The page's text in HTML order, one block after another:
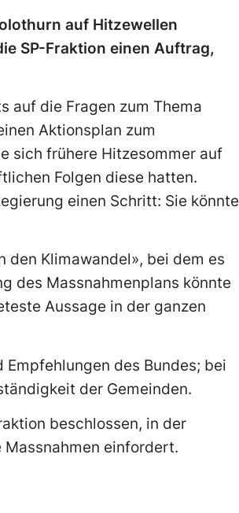
auf Hitzewellen
SP-Fraktion einen Auftrag,
auf die Fragen zum Thema
Aktionsplan zum
sich frühere Hitzesommer auf
Folgen diese hatten.
einen Schritt: Sie könnte
den Klimawandel», bei dem es
des Massnahmenplans könnte
Aussage in der ganzen
des Bundes; bei
der Gemeinden.
beschlossen, in der
einfordert.